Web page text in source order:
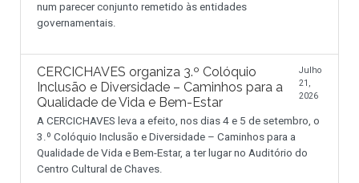
num parecer conjunto remetido às entidades
governamentais.
CERCICHAVES organiza 3.º Colóquio
Inclusão e Diversidade – Caminhos para a
Qualidade de Vida e Bem-Estar
Julho
21,
2026
A CERCICHAVES leva a efeito, nos dias 4 e 5 de setembro, o
3.º Colóquio Inclusão e Diversidade – Caminhos para a
Qualidade de Vida e Bem-Estar, a ter lugar no Auditório do
Centro Cultural de Chaves.